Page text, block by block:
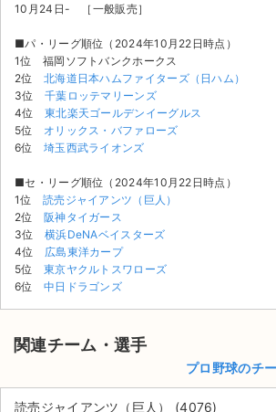
10月24日- ［一般販売］
■パ・リーグ順位（2024年10月22日時点）
1位 福岡ソフトバンクホークス
2位 北海道日本ハムファイターズ（日ハム）
3位 千葉ロッテマリーンズ
4位 東北楽天ゴールデンイーグルス
5位 オリックス・バファローズ
6位 埼玉西武ライオンズ
■セ・リーグ順位（2024年10月22日時点）
1位 読売ジャイアンツ（巨人）
2位 阪神タイガース
3位 横浜DeNAベイスターズ
4位 広島東洋カープ
5位 東京ヤクルトスワローズ
6位 中日ドラゴンズ
関連チーム・選手
プロ野球のチ
読売ジャイアンツ（巨人） (4076)